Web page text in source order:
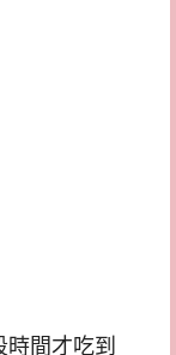
間才吃到